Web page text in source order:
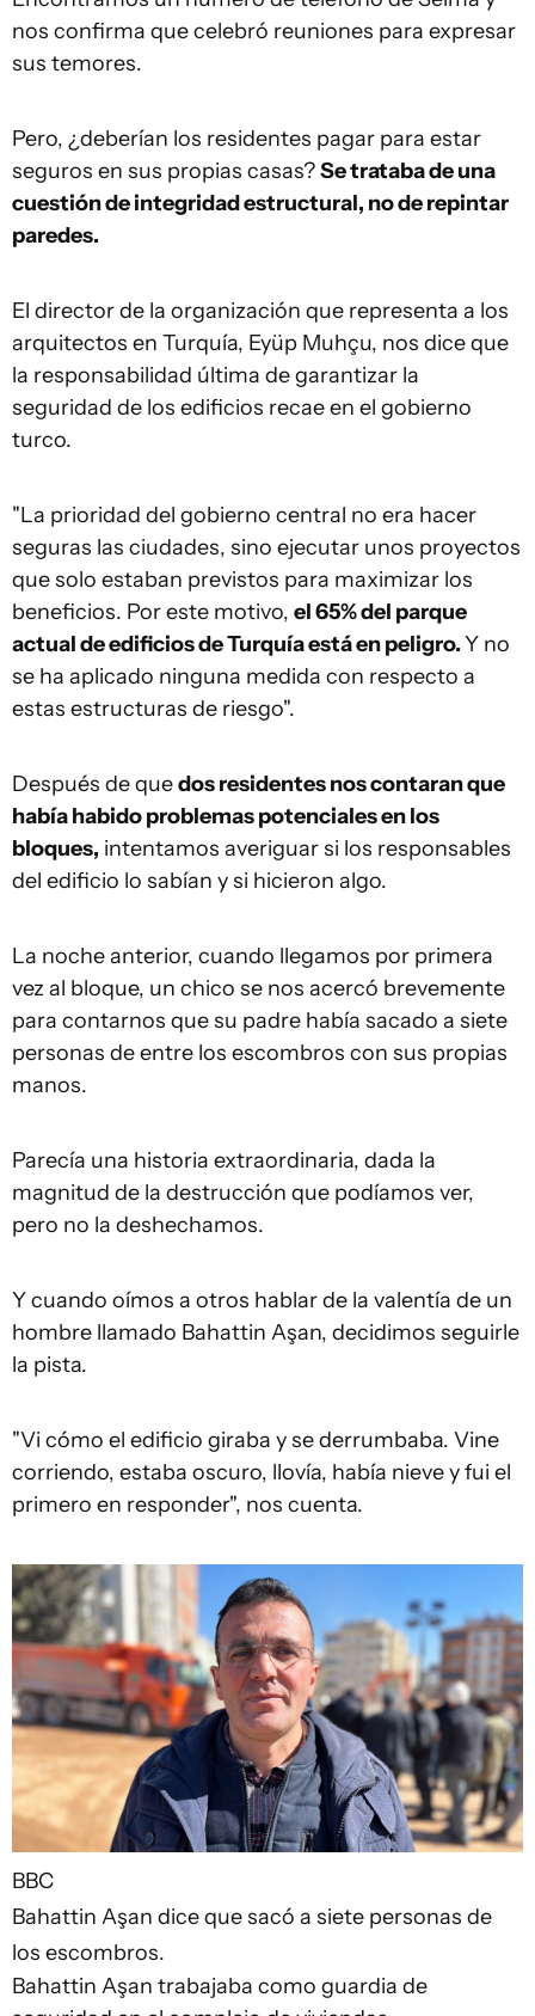
nos confirma que celebró reuniones para expresar
sus temores.
Pero, ¿deberían los residentes pagar para estar
seguros en sus propias casas?Se trataba de una
cuestión de integridad estructural, no de repintar
paredes.
El director de la organización que representa a los
arquitectos en Turquía, Eyüp Muhçu, nos dice que
la responsabilidad última de garantizar la
seguridad de los edificios recae en el gobierno
turco.
"La prioridad del gobierno central no era hacer
seguras las ciudades, sino ejecutar unos proyectos
que solo estaban previstos para maximizar los
beneficios. Por este motivo, el65% del parque
actual de edificios de Turquía está en peligro.Y no
se ha aplicado ninguna medida con respecto a
estas estructuras de riesgo".
Después de quedos residentes nos contaran que
había habido problemas potenciales en los
bloques, intentamos averiguar si los responsables
del edificio lo sabían y si hicieron algo.
La noche anterior, cuando llegamos por primera
vez al bloque, un chico se nos acercó brevemente
para contarnos que su padre había sacado a siete
personas de entre los escombros con sus propias
manos.
Parecía una historia extraordinaria, dada la
magnitud de la destrucción que podíamos ver,
pero no la deshechamos.
Y cuando oímos a otros hablar de la valentía de un
hombre llamado Bahattin Aşan, decidimos seguirle
la pista.
"Vi cómo el edificio giraba y se derrumbaba. Vine
corriendo, estaba oscuro, llovía, había nieve y fui el
primero en responder", nos cuenta.
BBC
Bahattin Aşan dice que sacó a siete personas de
los escombros.
Bahattin Aşan trabajaba como guardia de